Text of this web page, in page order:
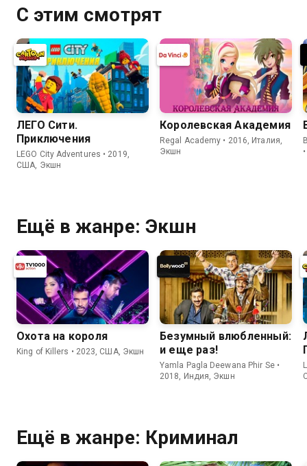
С этим смотрят
ЛЕГО Сити.
Приключения
LEGO City Adventures • 2019,
США, Экшн
Королевская Академия
Regal Academy • 2016, Италия,
Экшн
Ещё в жанре: Экшн
Охота на короля
King of Killers • 2023, США, Экшн
Безумный влюбленный:
и еще раз!
Yamla Pagla Deewana Phir Se •
2018, Индия, Экшн
Ещё в жанре: Криминал